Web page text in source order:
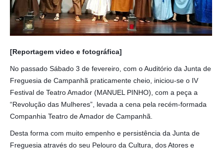
VÍDEOS
AUTARQUIA
CONSTITUIÇÃO
PRESIDENTE
EXECUTIVO E PELOUROS
ASSEMBLEIA DE FREGUESIA
GRAVAÇÕES DAS REUNIÕES PÚBLICAS DO EXECUTIVO
DOCUMENTOS
[Reportagem video e fotográfica]
No passado Sábado 3 de fevereiro, com o Auditório da Junta de
Freguesia de Campanhã praticamente cheio, iniciou-se o IV
Festival de Teatro Amador (MANUEL PINHO), com a peça a
“Revolução das Mulheres”, levada a cena pela recém-formada
Companhia Teatro de Amador de Campanhã.
Desta forma com muito empenho e persistência da Junta de
Freguesia através do seu Pelouro da Cultura, dos Atores e